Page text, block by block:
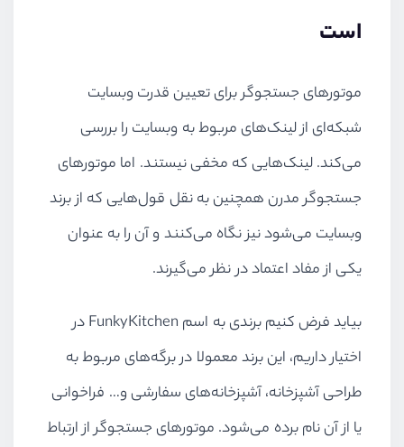
است
موتورهای جستجوگر برای تعیین قدرت وبسایت
شبکه‌ای از لینک‌های مربوط به وبسایت را بررسی
می‌کند. لینک‌هایی که مخفی نیستند. اما موتورهای
جستجوگر مدرن همچنین به نقل قول‌هایی که از برند
وبسایت می‌شود نیز نگاه می‌کنند و آن را به عنوان
یکی از مفاد اعتماد در نظر می‌گیرند.
بیاید فرض کنیم برندی به اسم FunkyKitchen در
اختیار داریم،‌ این برند معمولا در برگه‌های مربوط به
طراحی آشپزخانه، آشپزخانه‌های سفارشی و… فراخوانی
یا از آن نام برده می‌شود. موتورهای جستجوگر از ارتباط